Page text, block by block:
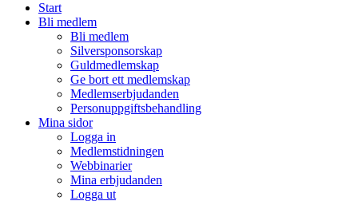
Start
Bli medlem
Bli medlem
Silversponsorskap
Guldmedlemskap
Ge bort ett medlemskap
Medlemserbjudanden
Personuppgiftsbehandling
Mina sidor
Logga in
Medlemstidningen
Webbinarier
Mina erbjudanden
Logga ut